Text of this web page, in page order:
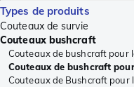
Types de produits
Couteaux de survie
Couteaux bushcraft
Couteaux de bushcraft pour
Couteaux de bushcraft
Couteaux de Bushcraft pour